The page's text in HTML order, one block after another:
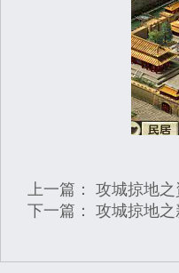
上一篇：
攻城掠地之
下一篇：
攻城掠地